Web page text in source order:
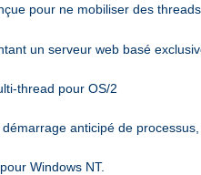
pour ne mobiliser des
un serveur web basé
thread pour OS/2
anticipé de
Windows NT.